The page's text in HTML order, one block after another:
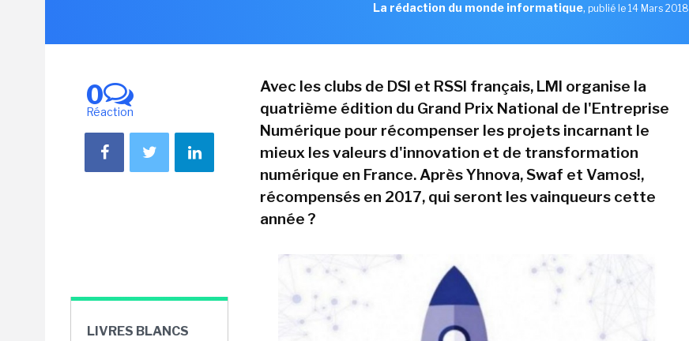
La rédaction du monde informatique, publié le 14 Mars 2018
0
Réaction
LIVRES BLANCS
Avec les clubs de DSI et RSSI français, LMI organise la
quatrième édition du Grand Prix National de l'Entreprise
Numérique pour récompenser les projets incarnant le
mieux les valeurs d'innovation et de transformation
numérique en France. Après Yhnova, Swaf et Vamos!,
récompensés en 2017, qui seront les vainqueurs cette
année ?